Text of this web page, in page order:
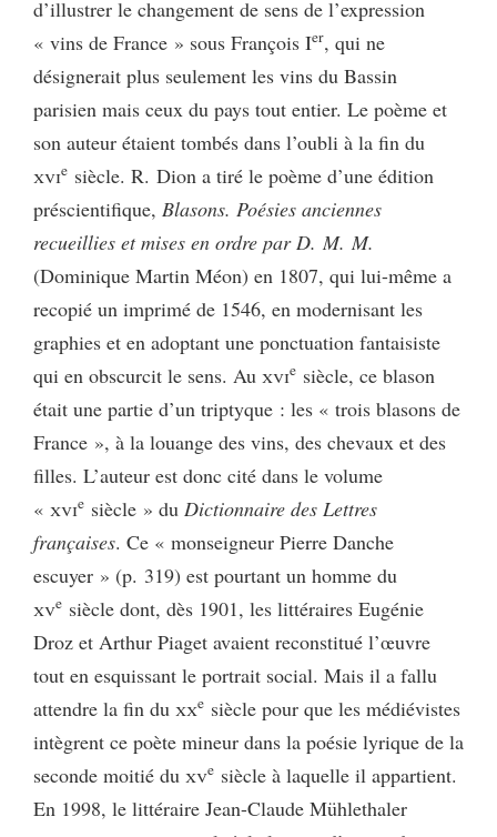
d’illustrer le changement de sens de l’expression
« vins de France » sous François Ier, qui ne
désignerait plus seulement les vins du Bassin
parisien mais ceux du pays tout entier. Le poème et
son auteur étaient tombés dans l’oubli à la fin du
xvie siècle. R. Dion a tiré le poème d’une édition
préscientifique, Blasons. Poésies anciennes
recueillies et mises en ordre par D. M. M.
(Dominique Martin Méon) en 1807, qui lui-même a
recopié un imprimé de 1546, en modernisant les
graphies et en adoptant une ponctuation fantaisiste
qui en obscurcit le sens. Au xvie siècle, ce blason
était une partie d’un triptyque : les « trois blasons de
France », à la louange des vins, des chevaux et des
filles. L’auteur est donc cité dans le volume
« xvie siècle » du Dictionnaire des Lettres
françaises. Ce « monseigneur Pierre Danche
escuyer » (p. 319) est pourtant un homme du
xve siècle dont, dès 1901, les littéraires Eugénie
Droz et Arthur Piaget avaient reconstitué l’œuvre
tout en esquissant le portrait social. Mais il a fallu
attendre la fin du xxe siècle pour que les médiévistes
intègrent ce poète mineur dans la poésie lyrique de la
seconde moitié du xve siècle à laquelle il appartient.
En 1998, le littéraire Jean-Claude Mühlethaler